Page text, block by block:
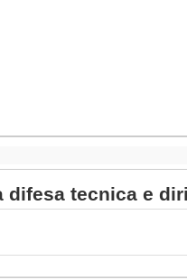
difesa tecnica e